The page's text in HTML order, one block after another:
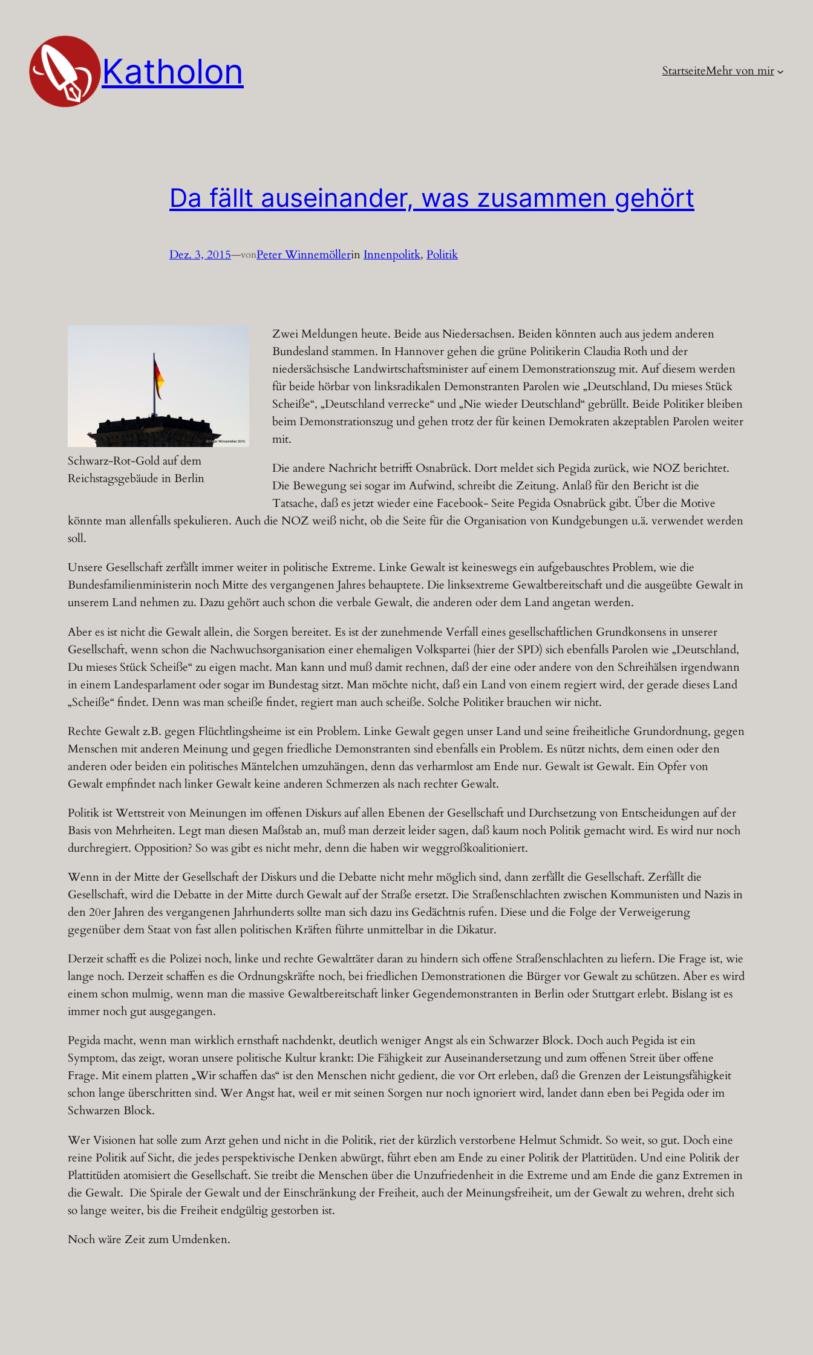
springen
Katholon StartseiteMehr von mir
Da fällt auseinander, was zusammen gehört
Dez. 3, 2015—vonPeter Winnemöllerin Innenpolitk, Politik
Schwarz-Rot-Gold auf dem
Reichstagsgebäude in Berlin
Zwei Meldungen heute. Beide aus Niedersachsen. Beiden könnten auch aus jedem anderen
Bundesland stammen. In Hannover gehen die grüne Politikerin Claudia Roth und der
niedersächsische Landwirtschaftsminister auf einem Demonstrationszug mit. Auf diesem werden
für beide hörbar von linksradikalen Demonstranten Parolen wie „Deutschland, Du mieses Stück
Scheiße“, „Deutschland verrecke“ und „Nie wieder Deutschland“ gebrüllt. Beide Politiker bleiben
beim Demonstrationszug und gehen trotz der für keinen Demokraten akzeptablen Parolen weiter
mit.
Die andere Nachricht betrifft Osnabrück. Dort meldet sich Pegida zurück, wie NOZ berichtet.
Die Bewegung sei sogar im Aufwind, schreibt die Zeitung. Anlaß für den Bericht ist die
Tatsache, daß es jetzt wieder eine Facebook- Seite Pegida Osnabrück gibt. Über die Motive
könnte man allenfalls spekulieren. Auch die NOZ weiß nicht, ob die Seite für die Organisation von Kundgebungen u.ä. verwendet werden
soll.
Unsere Gesellschaft zerfällt immer weiter in politische Extreme. Linke Gewalt ist keineswegs ein aufgebauschtes Problem, wie die
Bundesfamilienministerin noch Mitte des vergangenen Jahres behauptete. Die linksextreme Gewaltbereitschaft und die ausgeübte Gewalt in
unserem Land nehmen zu. Dazu gehört auch schon die verbale Gewalt, die anderen oder dem Land angetan werden.
Aber es ist nicht die Gewalt allein, die Sorgen bereitet. Es ist der zunehmende Verfall eines gesellschaftlichen Grundkonsens in unserer
Gesellschaft, wenn schon die Nachwuchsorganisation einer ehemaligen Volkspartei (hier der SPD) sich ebenfalls Parolen wie „Deutschland,
Du mieses Stück Scheiße“ zu eigen macht. Man kann und muß damit rechnen, daß der eine oder andere von den Schreihälsen irgendwann
in einem Landesparlament oder sogar im Bundestag sitzt. Man möchte nicht, daß ein Land von einem regiert wird, der gerade dieses Land
„Scheiße“ findet. Denn was man scheiße findet, regiert man auch scheiße. Solche Politiker brauchen wir nicht.
Rechte Gewalt z.B. gegen Flüchtlingsheime ist ein Problem. Linke Gewalt gegen unser Land und seine freiheitliche Grundordnung, gegen
Menschen mit anderen Meinung und gegen friedliche Demonstranten sind ebenfalls ein Problem. Es nützt nichts, dem einen oder den
anderen oder beiden ein politisches Mäntelchen umzuhängen, denn das verharmlost am Ende nur. Gewalt ist Gewalt. Ein Opfer von
Gewalt empfindet nach linker Gewalt keine anderen Schmerzen als nach rechter Gewalt.
Politik ist Wettstreit von Meinungen im offenen Diskurs auf allen Ebenen der Gesellschaft und Durchsetzung von Entscheidungen auf der
Basis von Mehrheiten. Legt man diesen Maßstab an, muß man derzeit leider sagen, daß kaum noch Politik gemacht wird. Es wird nur noch
durchregiert. Opposition? So was gibt es nicht mehr, denn die haben wir weggroßkoalitioniert.
Wenn in der Mitte der Gesellschaft der Diskurs und die Debatte nicht mehr möglich sind, dann zerfällt die Gesellschaft. Zerfällt die
Gesellschaft, wird die Debatte in der Mitte durch Gewalt auf der Straße ersetzt. Die Straßenschlachten zwischen Kommunisten und Nazis in
den 20er Jahren des vergangenen Jahrhunderts sollte man sich dazu ins Gedächtnis rufen. Diese und die Folge der Verweigerung
gegenüber dem Staat von fast allen politischen Kräften führte unmittelbar in die Dikatur.
Derzeit schafft es die Polizei noch, linke und rechte Gewalttäter daran zu hindern sich offene Straßenschlachten zu liefern. Die Frage ist, wie
lange noch. Derzeit schaffen es die Ordnungskräfte noch, bei friedlichen Demonstrationen die Bürger vor Gewalt zu schützen. Aber es wird
einem schon mulmig, wenn man die massive Gewaltbereitschaft linker Gegendemonstranten in Berlin oder Stuttgart erlebt. Bislang ist es
immer noch gut ausgegangen.
Pegida macht, wenn man wirklich ernsthaft nachdenkt, deutlich weniger Angst als ein Schwarzer Block. Doch auch Pegida ist ein
Symptom, das zeigt, woran unsere politische Kultur krankt: Die Fähigkeit zur Auseinandersetzung und zum offenen Streit über offene
Frage. Mit einem platten „Wir schaffen das“ ist den Menschen nicht gedient, die vor Ort erleben, daß die Grenzen der Leistungsfähigkeit
schon lange überschritten sind. Wer Angst hat, weil er mit seinen Sorgen nur noch ignoriert wird, landet dann eben bei Pegida oder im
Schwarzen Block.
Wer Visionen hat solle zum Arzt gehen und nicht in die Politik, riet der kürzlich verstorbene Helmut Schmidt. So weit, so gut. Doch eine
reine Politik auf Sicht, die jedes perspektivische Denken abwürgt, führt eben am Ende zu einer Politik der Plattitüden. Und eine Politik der
Plattitüden atomisiert die Gesellschaft. Sie treibt die Menschen über die Unzufriedenheit in die Extreme und am Ende die ganz Extremen in
die Gewalt. Die Spirale der Gewalt und der Einschränkung der Freiheit, auch der Meinungsfreiheit, um der Gewalt zu wehren, dreht sich
so lange weiter, bis die Freiheit endgültig gestorben ist.
Noch wäre Zeit zum Umdenken.